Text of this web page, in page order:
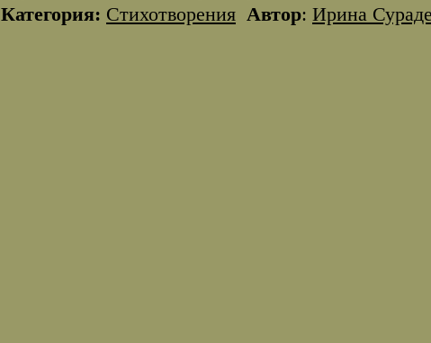
Категория: Стихотворения Автор: Ирина